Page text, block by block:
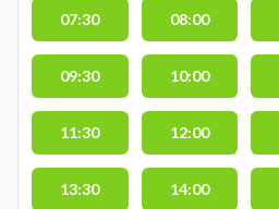
07:30 08:00
09:30 10:00
11:30 12:00
13:30 14:00